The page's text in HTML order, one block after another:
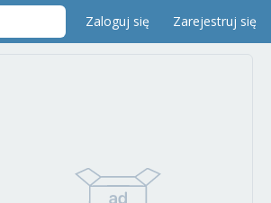
Zaloguj się Zarejestruj się